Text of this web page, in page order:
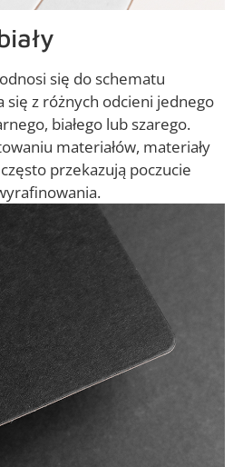
się do schematu
się z różnych odcieni jednego
białego lub szarego.
materiałów, materiały
przekazują poczucie